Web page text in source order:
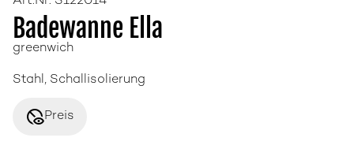
Badewanne Ella
greenwich
Stahl, Schallisolierung
disabled_visiblePreis